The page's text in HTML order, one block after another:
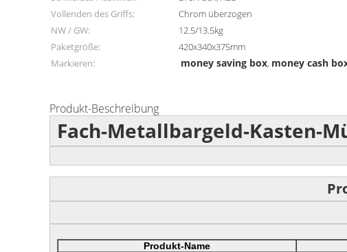
Vollenden des Griffs:
Chrom überzogen
NW / GW:
12.5/13.5kg
Paketgröße:
420x340x375mm
Markieren:
money saving box, money cash
Produkt-Beschreibung
Fach-Metallbargeld-Kasten-
Produkt-Name